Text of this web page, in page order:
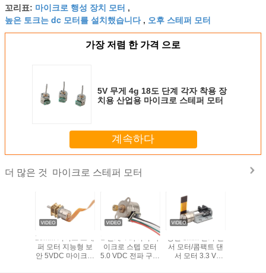
꼬리표: 마이크로 행성 장치 모터 ,
높은 토크는 dc 모터를 설치했습니다, 오후 스테퍼 모터
가장 저렴 한 가격 으로
5V 무게 4g 18도 단계 각자 착용 장
치용 산업용 마이크로 스테퍼 모터
계속하다
더 많은 것 마이크로 스테퍼 모터
10mm 기어드 스테
퍼 모터 지능형 보
안 5VDC 마이크로
2 단계 4 와이어 마
이크로 스텝 모터
5.0 VDC 전파 구동
강한 8mm 전기 댄
서 모터/콤팩트 댄
서 모터 3.3 V